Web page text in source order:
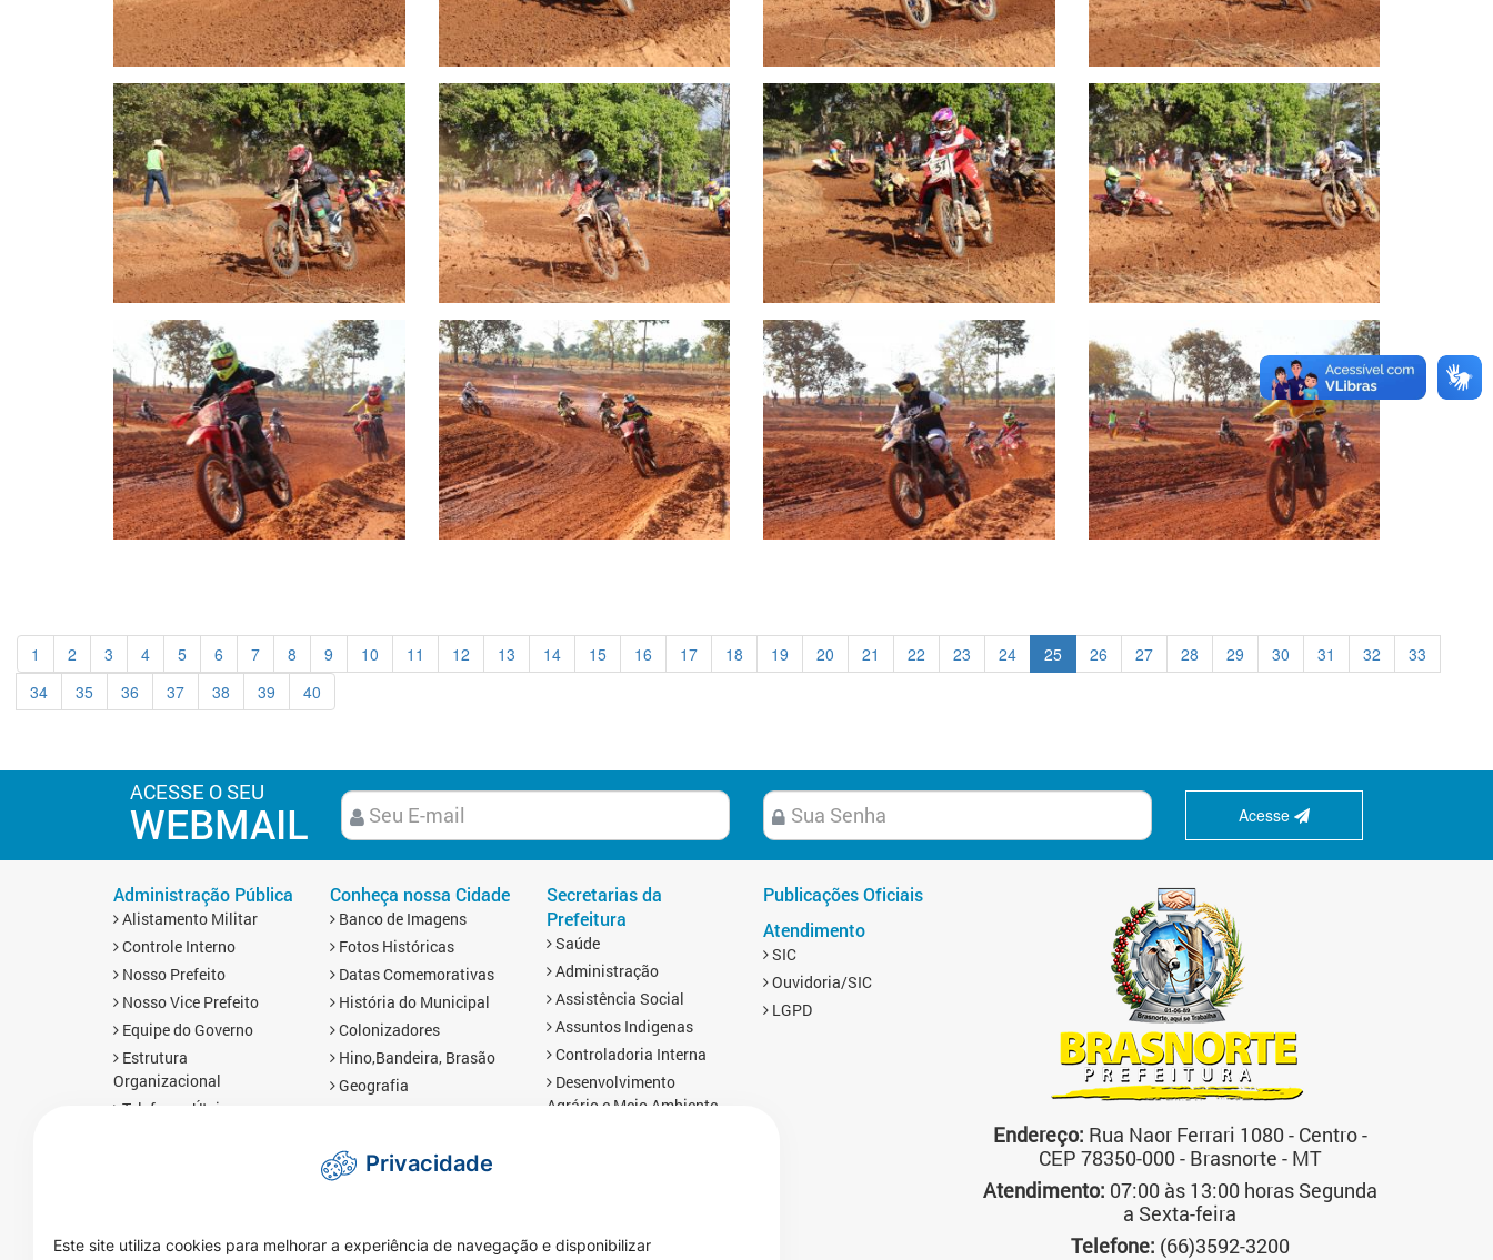
1 2 3 4 5 6 7 8 9 10 11 12 13 14 15 16 17 18 19 20 21 22 23 24 25 26 27 28 29 30 31 32
33
34
35 36 37 38 39 40
ACESSE O SEU
WEBMAIL Acesse
Administração Pública
Alistamento Militar
Controle Interno
Nosso Prefeito
Nosso Vice Prefeito
Equipe do Governo
Estrutura
Organizacional
Telefones Úteis
Notícias
Conheça nossa Cidade
Banco de Imagens
Fotos Históricas
Datas Comemorativas
História do Municipal
Colonizadores
Hino,Bandeira, Brasão
Geografia
Redes Sociais
Secretarias da
Prefeitura
Saúde
Administração
Assistência Social
Assuntos Indigenas
Controladoria Interna
Desenvolvimento
Agrário e Meio Ambiente
Infraestrutura
Publicações Oficiais
Atendimento
SIC
Ouvidoria/SIC
LGPD
Endereço: Rua Naor Ferrari 1080 - Centro -
CEP 78350-000 - Brasnorte - MT
Atendimento: 07:00 às 13:00 horas Segunda
a Sexta-feira
Telefone: (66)3592-3200
Privacidade
Este site utiliza cookies para melhorar a experiência de navegação e disponibilizar